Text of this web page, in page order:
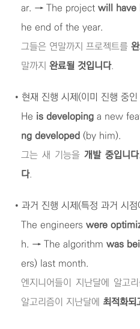
ar. → The project will have
he end of the year.
그들은 연말까지 프로젝트를
말까지 완료될 것입니다.
• 현재 진행 시제(이미 진행 중인
He is developinga new
ng developed (by him).
그는 새 기능을 개발 중입니다
다.
• 과거 진행 시제(특정 과거 시
The engineers were
h. → The algorithm was
ers) last month.
엔지니어들이 지난달에 알고
알고리즘이 지난달에 최적화되